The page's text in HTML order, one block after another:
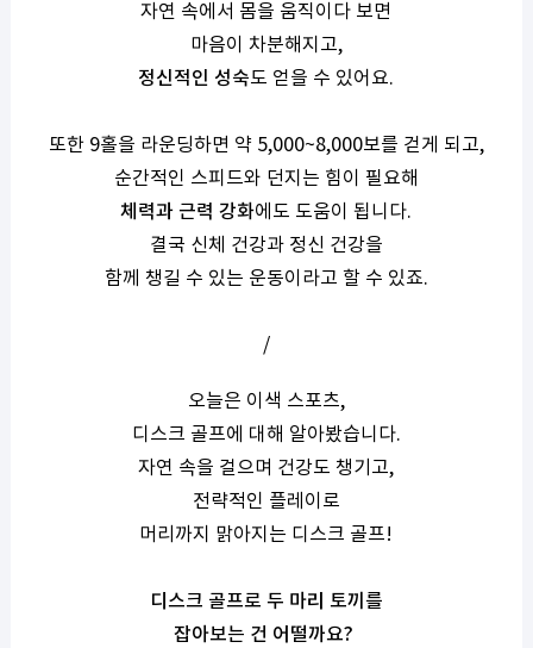
자연 속에서 몸을 움직이다 보면
마음이 차분해지고,
정신적인 성숙도 얻을 수 있어요.
또한 9홀을 라운딩하면 약 5,000~8,000보를 걷게 되고,
순간적인 스피드와 던지는 힘이 필요해
체력과 근력 강화에도 도움이 됩니다.
결국 신체 건강과 정신 건강을
함께 챙길 수 있는 운동이라고 할 수 있죠.
/
오늘은 이색 스포츠,
디스크 골프에 대해 알아봤습니다.
자연 속을 걸으며 건강도 챙기고,
전략적인 플레이로
머리까지 맑아지는 디스크 골프!
디스크 골프로 두 마리 토끼를
잡아보는 건 어떨까요?